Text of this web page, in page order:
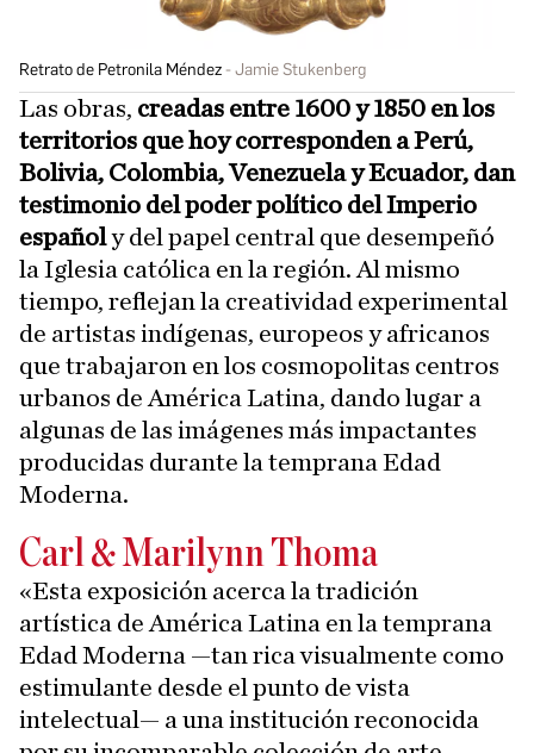
Retrato de Petronila Méndez Jamie Stukenberg
Las obras, creadas entre 1600 y 1850 en los
territorios que hoy corresponden a Perú,
Bolivia, Colombia, Venezuela y Ecuador, dan
testimonio del poder político del Imperio
españoly del papel central que desempeñó
la Iglesia católica en la región. Al mismo
tiempo, reflejan la creatividad experimental
de artistas indígenas, europeos y africanos
que trabajaron en los cosmopolitas centros
urbanos de América Latina, dando lugar a
algunas de las imágenes más impactantes
producidas durante la temprana Edad
Moderna.
Carl & Marilynn Thoma
«Esta exposición acerca la tradición
artística de América Latina en la temprana
Edad Moderna —tan rica visualmente como
estimulante desde el punto de vista
intelectual— a una institución reconocida